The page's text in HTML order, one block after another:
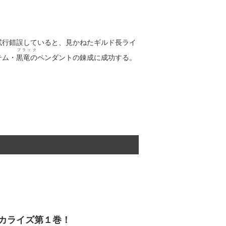
錯誤していると、見かねたギルド長ライ
・ 黒竜の
ブラック
ペンダントの錬成に成功する。
ライズ第１巻！